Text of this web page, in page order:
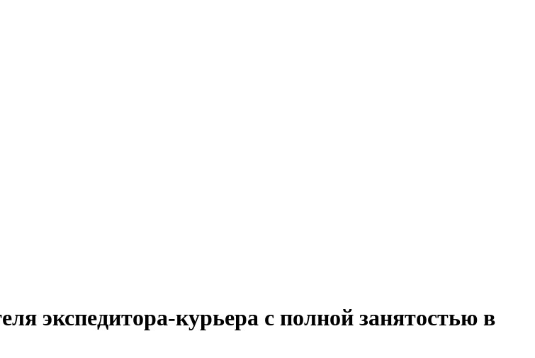
экспедитора-курьера с полной занятостью в